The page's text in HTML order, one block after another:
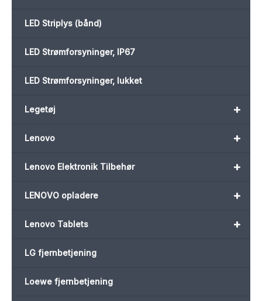
LED Striplys (bånd)
LED Strømforsyninger, IP67
LED Strømforsyninger, lukket
+
Legetøj
+
Lenovo
+
Lenovo Elektronik Tilbehør
+
LENOVO opladere
+
Lenovo Tablets
LG fjernbetjening
Loewe fjernbetjening